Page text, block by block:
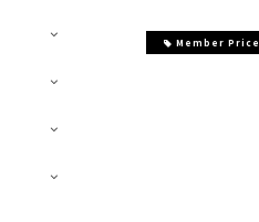
Member Price